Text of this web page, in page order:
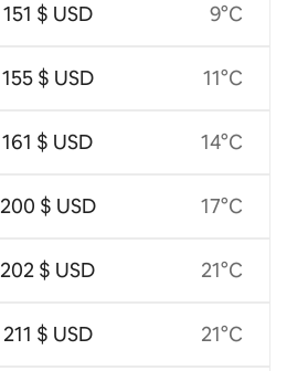
151 $ USD
155 $ USD
161 $ USD
200 $ USD
202 $ USD
211 $ USD
9°C
11°C
14°C
17°C
21°C
21°C